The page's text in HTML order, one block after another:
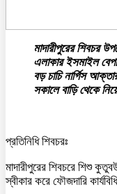
মাদারীপুরের শিবচর
এলাকার ইসমাইল
বড় চাচি নার্গিস
সকালে বাড়ি থেকে
প্রতিনিধি শিবচরঃ
মাদারীপুরের শিবচরে শিশু
স্বীকার করে ফৌজদারি